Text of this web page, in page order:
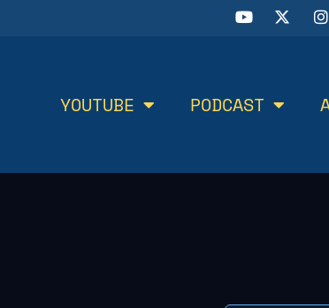
YOUTUBE PODCAST